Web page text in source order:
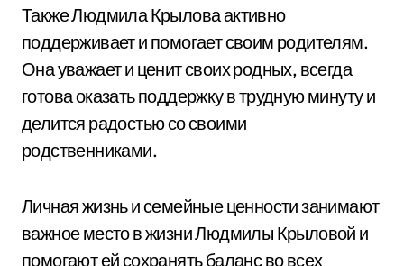
Также Людмила Крылова активно
поддерживает и помогает своим родителям.
Она уважает и ценит своих родных, всегда
готова оказать поддержку в трудную минуту и
делится радостью со своими
родственниками.
Личная жизнь и семейные ценности занимают
важное место в жизни Людмилы Крыловой и
помогают ей сохранять баланс во всех